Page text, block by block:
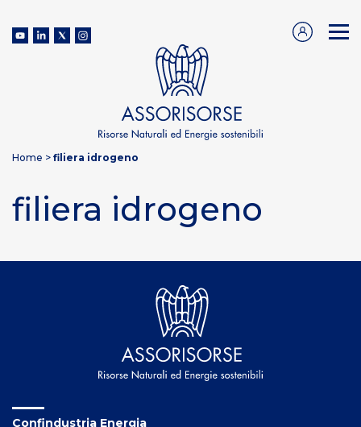
Home > filiera idrogeno
filiera idrogeno
Confindustria Energia